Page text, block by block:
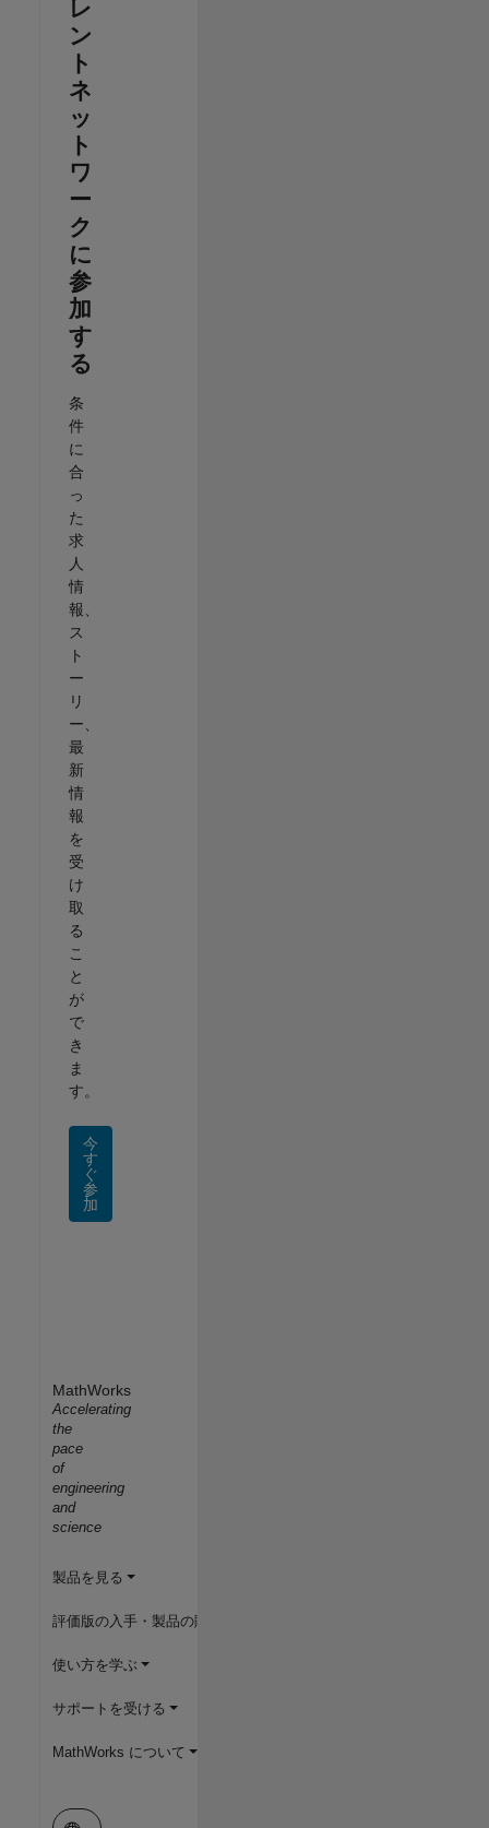
レ
ン
ト
ネ
ッ
ト
ワ
ー
ク
に
参
加
す
る
条
件
に
合
っ
た
求
人
情
報、
ス
ト
ー
リ
ー、
最
新
情
報
を
受
け
取
る
こ
と
が
で
き
ま
す。
今
す
ぐ
参
加
MathWorks
Accelerating
the
pace
of
engineering
and
science
製品を見る
評価版の入手・製品の購入
使い方を学ぶ
サポートを受ける
MathWorks について